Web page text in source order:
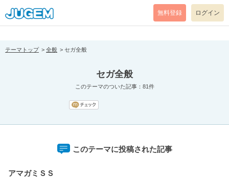
[pear_error: message="Success" code=0 mode=return level=notice
prefix="" info=""]
無料登録 ログイン
テーマトップ 全般 セガ全般
セガ全般
このテーマのついた記事：81件
このテーマに投稿された記事
アマガミＳＳ